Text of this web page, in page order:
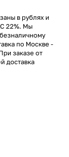
в рублях и
22%. Мы
по Москве -
заказе от
доставка